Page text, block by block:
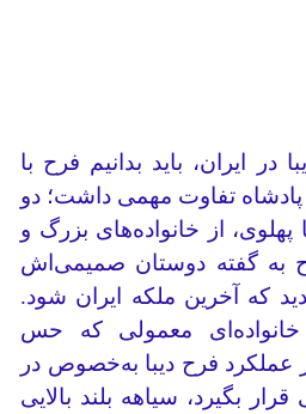
در ایران، باید بدانیم فرح با
تفاوت مهمی داشت؛ دو
از خانواده‌های بزرگ و
به گفته دوستان صمیمی‌اش
که آخرین ملکه ایران شود.
معمولی که حس
عملکرد فرح دیبا به‌خصوص در
قرار بگیرد، سیاهه بلند بالایی